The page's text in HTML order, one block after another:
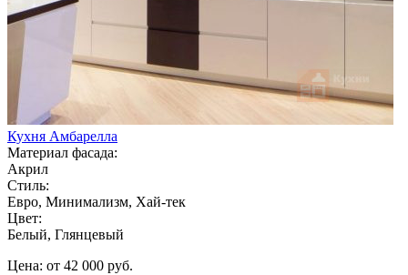
Кухня Амбарелла
Материал фасада:
Акрил
Стиль:
Евро, Минимализм, Хай-тек
Цвет:
Белый, Глянцевый
Цена: от 42 000 руб.